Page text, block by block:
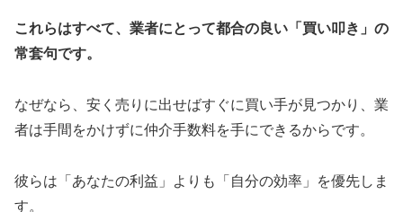
これらはすべて、業者にとって都合の良い「買い叩き」の
常套句です。
なぜなら、安く売りに出せばすぐに買い手が見つかり、業
者は手間をかけずに仲介手数料を手にできるからです。
彼らは「あなたの利益」よりも「自分の効率」を優先しま
す。